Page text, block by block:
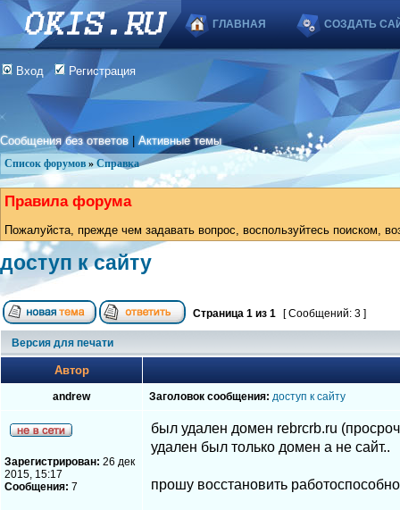
ГЛАВНАЯ СОЗДАТЬ
Вход Регистрация
Сообщения без ответов |Активные темы
Список форумов » Справка
Правила форума
Пожалуйста, прежде чем задавать вопрос, воспользуйтесь поиском,
доступ к сайту
Страница 1 из 1 [ Сообщений: 3 ]
Версия для печати
Автор
andrew Заголовок сообщения: доступ к сайту
Зарегистрирован: 26 дек
2015, 15:17
Сообщения: 7
был удален домен rebrcrb.ru
удален был только домен а не сайт..
прошу восстановить